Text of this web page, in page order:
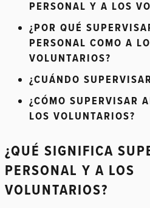
PERSONAL Y A LOS
¿POR QUÉ
PERSONAL COMO A
VOLUNTARIOS?
¿CUÁNDO
¿CÓMO SUPERVISAR
LOS VOLUNTARIOS?
¿QUÉ SIGNIFICA
PERSONAL Y A LOS
VOLUNTARIOS?